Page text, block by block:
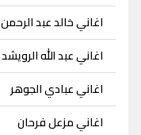
اغاني خالد عبد الرحمن
اغاني عبد الله الرويشد
اغاني عبادي الجوهر
اغاني مزعل فرحان